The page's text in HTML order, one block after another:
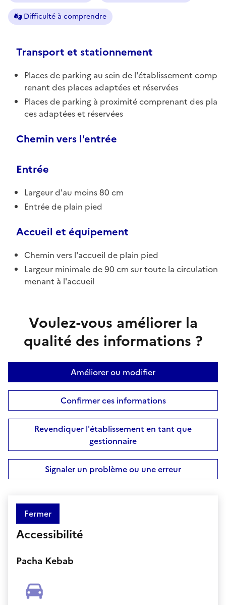
Difficulté à comprendre
Transport et stationnement
Places de parking au sein de l'établissement comp
renant des places adaptées et réservées
Places de parking à proximité comprenant des pla
ces adaptées et réservées
Chemin vers l'entrée
Entrée
Largeur d'au moins 80 cm
Entrée de plain pied
Accueil et équipement
Chemin vers l'accueil de plain pied
Largeur minimale de 90 cm sur toute la circulation
menant à l'accueil
Voulez-vous améliorer la
qualité des informations ?
Améliorer ou modifier
Confirmer ces informations
Revendiquer l'établissement en tant que
gestionnaire
Signaler un problème ou une erreur
Fermer
Accessibilité
Pacha Kebab